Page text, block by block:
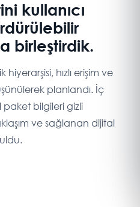
kullanıcı
birleştirdik.
hızlı erişim ve
planlandı. İç
paket bilgileri gizli
ve sağlanan dijital